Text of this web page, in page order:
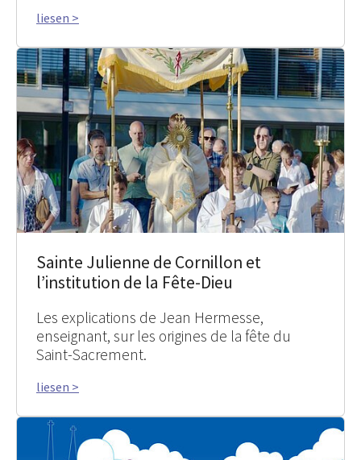
liesen >
Sainte Julienne de Cornillon et
l’institution de la Fête-Dieu
Les explications de Jean Hermesse,
enseignant, sur les origines de la fête du
Saint-Sacrement.
liesen >